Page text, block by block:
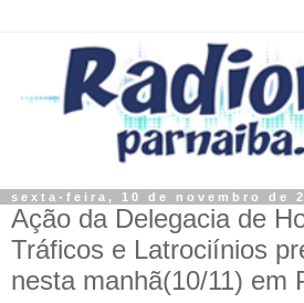
sexta-feira, 10 de novembro de
Ação da Delegacia de
Tráficos e Latrociínios
nesta manhã(10/11) em